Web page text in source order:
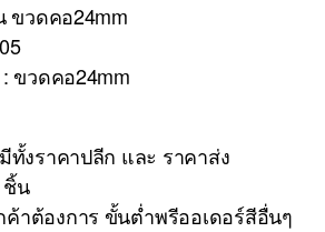
ขวดคอ24mm
ขวดคอ24mm
ทั้งราคาปลีก และ ราคาส่ง
ชิ้น
าต้องการ ขั้นต่ำพรีออเดอร์สีอื่นๆ